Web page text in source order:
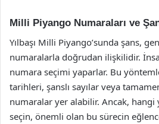
Milli Piyango Numaraları ve
Yılbaşı Milli Piyango’sunda şans,
numaralarla doğrudan ilişkilidir.
numara seçimi yaparlar. Bu
tarihleri, şanslı sayılar veya
numaralar yer alabilir. Ancak, hangi
seçin, önemli olan bu sürecin